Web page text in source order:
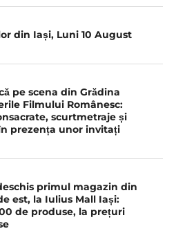
din Iași, Luni 10 August
pe scena din Grădina
Filmului Românesc:
scurtmetraje și
prezența unor invitați
primul magazin din
est, la Iulius Mall Iași:
de produse, la prețuri